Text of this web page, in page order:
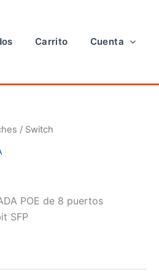
Carrito Cuenta
/ Switch
POE de 8 puertos
SFP